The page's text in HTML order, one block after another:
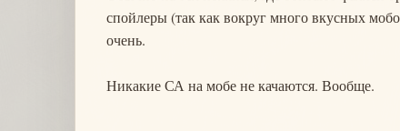
спойлеры (так как вокруг много вкусных
очень.
Никакие СА на мобе не качаются. Вообще.